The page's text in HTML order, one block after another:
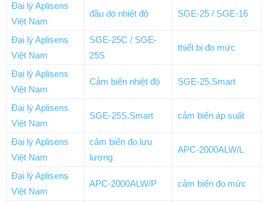
Đại lý Aplisens
Việt Nam
đầu dò nhiệt độ SGE-25 / SGE-16
Đại lý Aplisens
Việt Nam
SGE-25C / SGE-
25S
thiết bị đo mức
Đại lý Aplisens
Việt Nam
Cảm biến nhiệt độ SGE-25.Smart
Đại lý Aplisens
Việt Nam
SGE-25S.Smart cảm biến áp suất
Đại lý Aplisens
Việt Nam
cảm biến đo lưu
lượng
APC-2000ALW/L
Đại lý Aplisens
Việt Nam
APC-2000ALW/P cảm biến đo mức